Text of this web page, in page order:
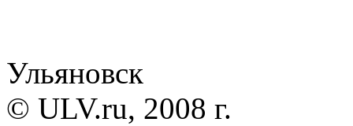
Ульяновск
© ULV.ru, 2008 г.